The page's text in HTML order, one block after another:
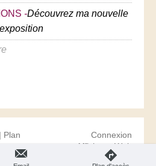
-Découvrez ma nouvelle
exposition
| Plan
Connexion
Affichage Web